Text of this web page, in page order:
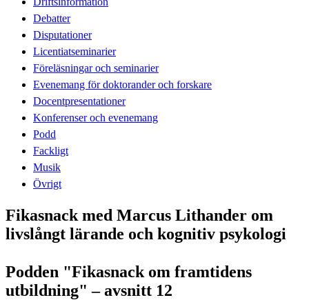
Debatter
Disputationer
Licentiatseminarier
Föreläsningar och seminarier
Evenemang för doktorander och forskare
Docentpresentationer
Konferenser och evenemang
Podd
Fackligt
Musik
Övrigt
Fikasnack med Marcus Lithander om
livslångt lärande och kognitiv psykologi
Podden "Fikasnack om framtidens
utbildning" – avsnitt 12